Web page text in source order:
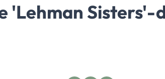
'Lehman Sisters'-